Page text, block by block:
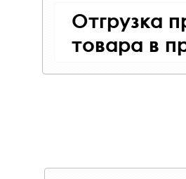
Отгрузка
товара в